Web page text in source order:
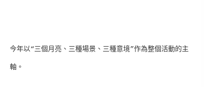
今年以“三個月亮、三種場景、三種意境”作為整個活動的主
軸。